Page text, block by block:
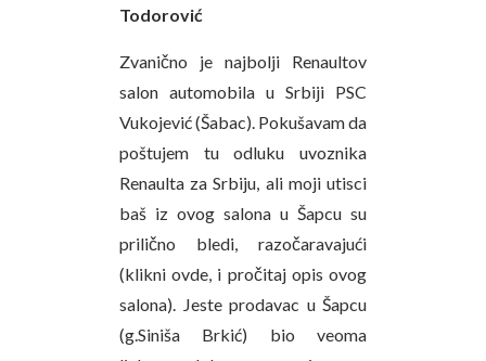
Todorović
Zvanično je najbolji Renaultov
salon automobila u Srbiji PSC
Vukojević (Šabac). Pokušavam da
poštujem tu odluku uvoznika
Renaulta za Srbiju, ali moji utisci
baš iz ovog salona u Šapcu su
prilično bledi, razočaravajući
(klikni ovde, i pročitaj opis ovog
salona). Jeste prodavac u Šapcu
(g.Siniša Brkić) bio veoma